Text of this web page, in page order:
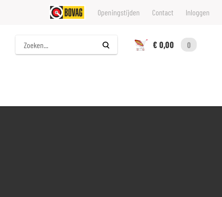
Openingstijden Contact Inloggen
Zoeken
€ 0,00
0